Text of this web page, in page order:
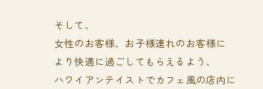
そして、
女性のお客様、お子様連れのお客様に
より快適に過ごしてもらえるよう、
ハワイアンテイストでカフェ風の店内に